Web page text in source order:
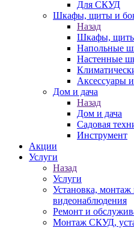
Для СКУД
Шкафы, щиты и
Назад
Шкафы,
Напольные
Настенные
Аксессуары
Дом и дача
Назад
Дом и дача
Садовая
Инструмент
Акции
Услуги
Назад
Услуги
Установка,
видеонаблюдения
Ремонт и
Монтаж СКУД,